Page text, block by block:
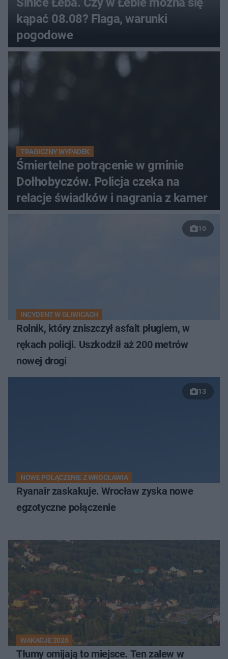
kąpać 08.08? Flaga, warunki
pogodowe
TRAGICZNY WYPADEK
Śmiertelne potrącenie w gminie
Dołhobyczów. Policja czeka na
relacje świadków i nagrania z kamer
10
INCYDENT W GLIWICACH
Rolnik, który zniszczył asfalt pługiem, w
rękach policji. Uszkodził aż 200 metrów
nowej drogi
13
NOWE POŁĄCZENIE Z WROCŁAWIA
Ryanair zaskakuje. Wrocław zyska nowe
egzotyczne połączenie
WAKACJE 2026
Tłumy omijają to miejsce. Ten zalew w